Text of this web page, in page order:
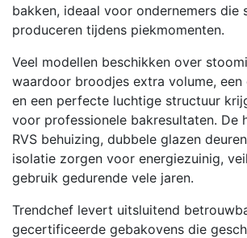
bakken, ideaal voor ondernemers die
produceren tijdens piekmomenten.
Veel modellen beschikken over
waardoor broodjes extra volume, een
en een perfecte luchtige structuur
voor professionele bakresultaten. De
RVS behuizing, dubbele glazen
isolatie zorgen voor energiezuinig,
gebruik gedurende vele jaren.
Trendchef levert uitsluitend
gecertificeerde gebakovens die